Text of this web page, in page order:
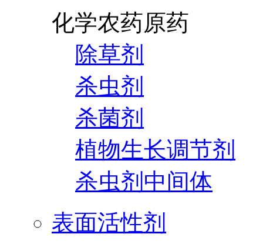
化学农药原药
除草剂
杀虫剂
杀菌剂
植物生长调节剂
杀虫剂中间体
表面活性剂